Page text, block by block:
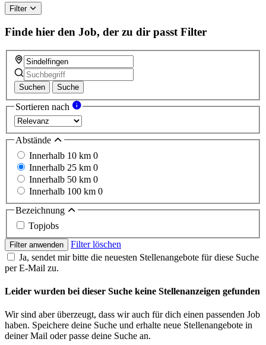
Filter
Finde hier den Job, der zu dir passt Filter
Suchen Suche
Sortieren nach
Abstände
Innerhalb 10 km 0
Innerhalb 25 km 0
Innerhalb 50 km 0
Innerhalb 100 km 0
Bezeichnung
Topjobs
Filter anwenden
Filter löschen
Ja, sendet mir bitte die neuesten Stellenangebote für diese Suche
per E-Mail zu.
Leider wurden bei dieser Suche keine Stellenanzeigen gefunden
Wir sind aber überzeugt, dass wir auch für dich einen passenden Job
haben. Speichere deine Suche und erhalte neue Stellenangebote in
deiner Mail oder passe deine Suche an.